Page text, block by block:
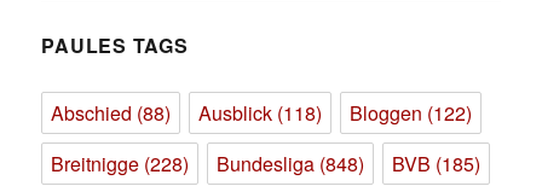
PAULES TAGS
Abschied (88) Ausblick (118) Bloggen (122)
Breitnigge (228) Bundesliga (848) BVB (185)